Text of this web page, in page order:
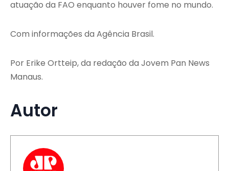
atuação da FAO enquanto houver fome no mundo.
Com informações da Agência Brasil.
Por Erike Ortteip, da redação da Jovem Pan News
Manaus.
Autor